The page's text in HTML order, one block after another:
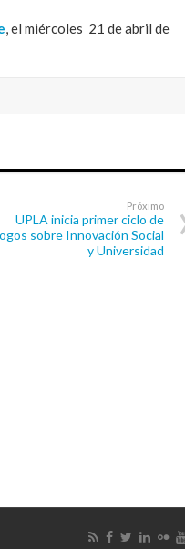
, el miércoles 21 de abril de
Próximo
UPLA inicia primer ciclo de
sobre Innovación Social
y Universidad